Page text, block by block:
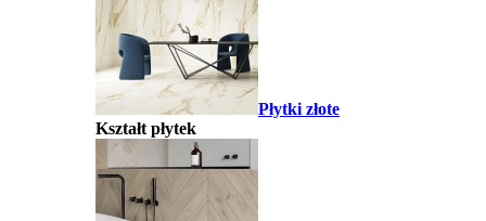
Płytki złote
Kształt płytek